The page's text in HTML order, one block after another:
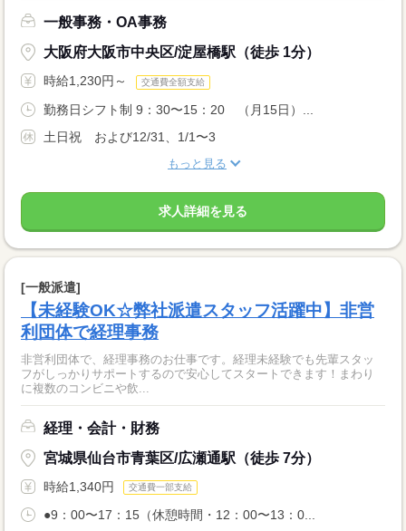
一般事務・OA事務
大阪府大阪市中央区/淀屋橋駅（徒歩 1分）
時給1,230円～ 交通費全額支給
勤務日シフト制 9：30〜15：20 （月15日）...
土日祝 および12/31、1/1〜3
もっと見る
求人詳細を見る
[一般派遣]
【未経験OK☆弊社派遣スタッフ活躍中】非営
利団体で経理事務
非営利団体で、経理事務のお仕事です。経理未経験でも先輩スタッ
フがしっかりサポートするので安心してスタートできます！まわり
に複数のコンビニや飲...
経理・会計・財務
宮城県仙台市青葉区/広瀬通駅（徒歩 7分）
時給1,340円 交通費一部支給
●9：00〜17：15（休憩時間・12：00〜13：0...